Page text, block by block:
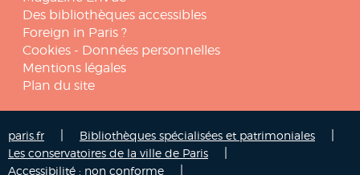
Des bibliothèques accessibles
Foreign in Paris ?
Cookies - Données personnelles
Mentions légales
Plan du site
paris.fr Bibliothèques spécialisées et patrimoniales
Les conservatoires de la ville de Paris
Accessibilité : non conforme